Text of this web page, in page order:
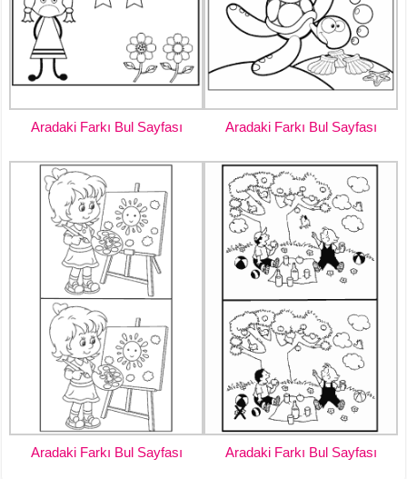
Aradaki Farkı Bul Sayfası Aradaki Farkı Bul Sayfası
Aradaki Farkı Bul Sayfası Aradaki Farkı Bul Sayfası